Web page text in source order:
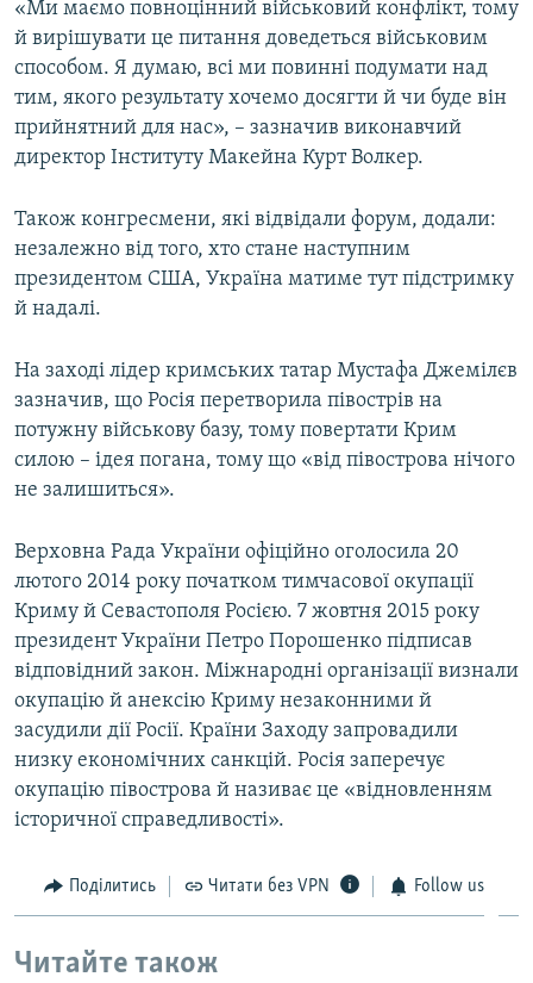
«Ми маємо повноцінний військовий конфлікт, тому
й вирішувати це питання доведеться військовим
способом. Я думаю, всі ми повинні подумати над
тим, якого результату хочемо досягти й чи буде він
прийнятний для нас», – зазначив виконавчий
директор Інституту Макейна Курт Волкер.
Також конгресмени, які відвідали форум, додали:
незалежно від того, хто стане наступним
президентом США, Україна матиме тут підстримку
й надалі.
На заході лідер кримських татар Мустафа Джемілєв
зазначив, що Росія перетворила півострів на
потужну військову базу, тому повертати Крим
силою – ідея погана, тому що «від півострова нічого
не залишиться».
Верховна Рада України офіційно оголосила 20
лютого 2014 року початком тимчасової окупації
Криму й Севастополя Росією. 7 жовтня 2015 року
президент України Петро Порошенко підписав
відповідний закон. Міжнародні організації визнали
окупацію й анексію Криму незаконними й
засудили дії Росії. Країни Заходу запровадили
низку економічних санкцій. Росія заперечує
окупацію півострова й називає це «відновленням
історичної справедливості».
Поділитись Читати без VPN Follow us
Читайте також